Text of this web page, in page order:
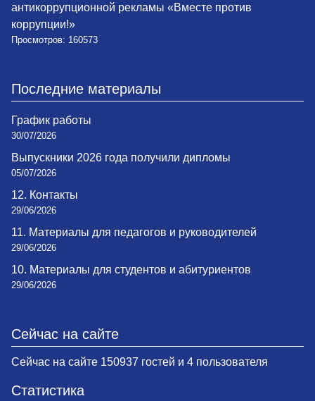
антикоррупционной рекламы «Вместе против
коррупции!»
Просмотров: 160573
Последние материалы
График работы
30/07/2026
Выпускники 2026 года получили дипломы
05/07/2026
12. Контакты
29/06/2026
11. Материалы для педагогов и руководителей
29/06/2026
10. Материалы для студентов и абитуриентов
29/06/2026
Сейчас на сайте
Сейчас на сайте 150937 гостей и 4 пользователя
Статистика